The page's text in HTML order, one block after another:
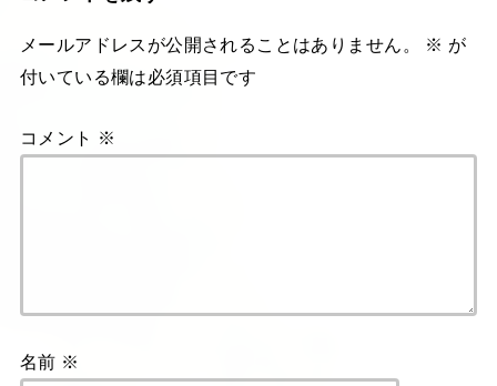
メールアドレスが公開されることはありません。 ※ が
付いている欄は必須項目です
コメント ※
名前 ※